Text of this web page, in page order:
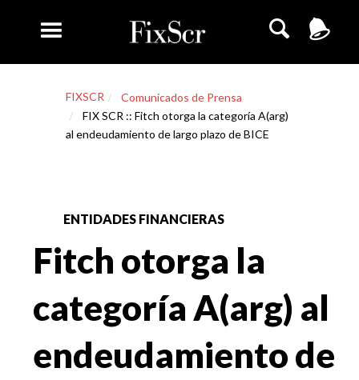
FIXSCR
Comunicados de Prensa
FIX SCR :: Fitch otorga la categoría A(arg)
al endeudamiento de largo plazo de BICE
ENTIDADES FINANCIERAS
Fitch otorga la
categoría A(arg) al
endeudamiento de